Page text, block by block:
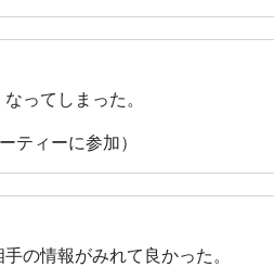
ってしまった。
ィーに参加）
の情報がみれて良かった。